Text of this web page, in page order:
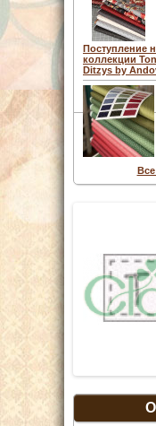
Поступление
коллекции
Ditzys by